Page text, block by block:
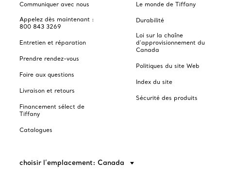
Communiquer avec nous
Appelez dès maintenant :
800 843 3269
Entretien et réparation
Prendre rendez-vous
Foire aux questions
Livraison et retours
Financement sélect de
Tiffany
Catalogues
Le monde de Tiffany
Durabilité
Loi sur la chaîne
d'approvisionnement du
Canada
Politiques du site Web
Index du site
Sécurité des produits
choisir l’emplacement: Canada